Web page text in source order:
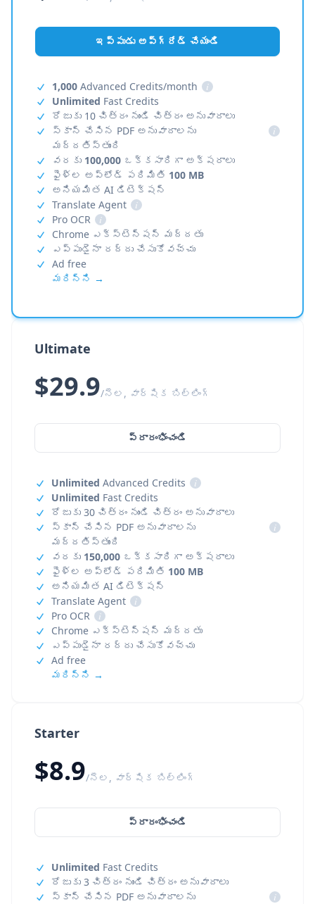
Starter
$8.9/నెల, వార్షిక బిల్లింగ్
ప్రారంభించండి
Unlimited Fast Credits
రోజుకు 3 చిత్రం నుండి చిత్రం అనువాదాలు
స్కాన్ చేసిన PDF అనువాదాలను
i
ఇప్పుడు అప్‌గ్రేడ్ చేయండి
1,000 Advanced Credits/month
i
Unlimited Fast Credits
రోజుకు 10 చిత్రం నుండి చిత్రం అనువాదాలు
స్కాన్ చేసిన PDF అనువాదాలను
మద్దతిస్తుంది
i
వరకు 100,000 ఒక్కసారిగా అక్షరాలు
ఫైళ్ల అప్‌లోడ్ పరిమితి 100 MB
అనియమిత AI డిటెక్షన్
Translate Agent
i
Pro OCR
i
Chrome ఎక్స్‌టెన్షన్ మద్దతు
ఎప్పుడైనా రద్దు చేసుకోవచ్చు
Ad free
మరిన్ని →
Ultimate
$29.9/నెల, వార్షిక బిల్లింగ్
ప్రారంభించండి
Unlimited Advanced Credits
i
Unlimited Fast Credits
రోజుకు 30 చిత్రం నుండి చిత్రం అనువాదాలు
స్కాన్ చేసిన PDF అనువాదాలను
మద్దతిస్తుంది
i
వరకు 150,000 ఒక్కసారిగా అక్షరాలు
ఫైళ్ల అప్‌లోడ్ పరిమితి 100 MB
అనియమిత AI డిటెక్షన్
Translate Agent
i
Pro OCR
i
Chrome ఎక్స్‌టెన్షన్ మద్దతు
ఎప్పుడైనా రద్దు చేసుకోవచ్చు
Ad free
మరిన్ని →